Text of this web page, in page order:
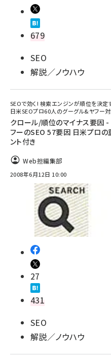
679
SEO
解説／ノウハウ
SEOで効く! 検索エンジンが順位を決定
日米SEOプロ60人のグーグル&ヤフー
クロール/順位のマイナス要因
フーのSEO 57要因 日米プロの
ント付き
Web担編集部
2008年6月12日 10:00
27
431
SEO
解説／ノウハウ